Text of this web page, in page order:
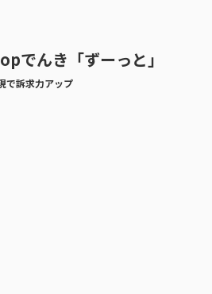
でんき「ずーっと」
で訴求力アップ